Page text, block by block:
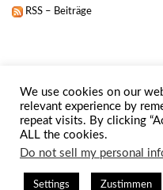
RSS – Beiträge
We use cookies on our
relevant experience by
repeat visits. By clicking
ALL the cookies.
Do not sell my personal
Settings Zustimmen